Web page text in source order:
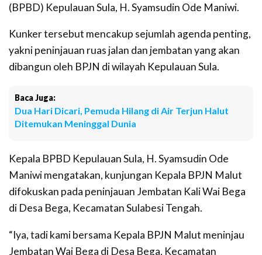
(BPBD) Kepulauan Sula, H. Syamsudin Ode Maniwi.
Kunker tersebut mencakup sejumlah agenda penting,
yakni peninjauan ruas jalan dan jembatan yang akan
dibangun oleh BPJN di wilayah Kepulauan Sula.
Baca Juga:
Dua Hari Dicari, Pemuda Hilang di Air Terjun Halut
Ditemukan Meninggal Dunia
Kepala BPBD Kepulauan Sula, H. Syamsudin Ode
Maniwi mengatakan, kunjungan Kepala BPJN Malut
difokuskan pada peninjauan Jembatan Kali Wai Bega
di Desa Bega, Kecamatan Sulabesi Tengah.
“Iya, tadi kami bersama Kepala BPJN Malut meninjau
Jembatan Wai Bega di Desa Bega, Kecamatan